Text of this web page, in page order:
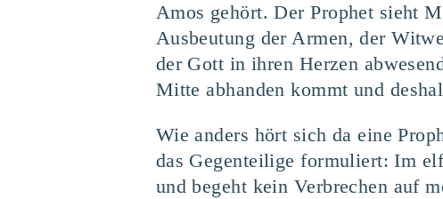
Amos gehört. Der Prophet sieht
Ausbeutung der Armen, der
der Gott in ihren Herzen
Mitte abhanden kommt und
Wie anders hört sich da eine
das Gegenteilige formuliert: Im
und begeht kein Verbrechen auf